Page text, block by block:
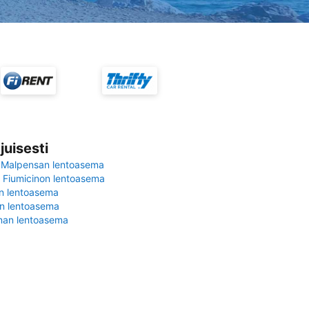
lentoasema
Fiumicinon lentoasema
lentoasema
lentoasema
lentoasema